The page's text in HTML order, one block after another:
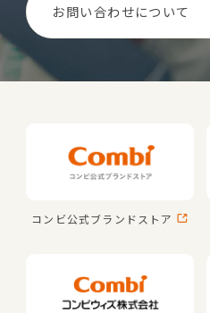
お問い合わせについて
コンビ公式ブランドストア